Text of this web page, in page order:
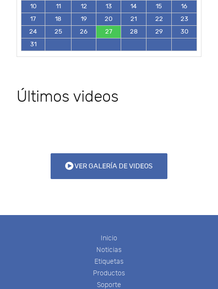
10
11 12 13 14 15
16
17
18 19 20 21 22
23
24
25 26 27 28 29
30
31
Últimos videos
VER GALERÍA DE VIDEOS
Inicio
Noticias
Etiquetas
Productos
Soporte